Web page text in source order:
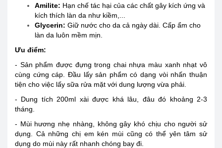
Amilite: Hạn chế tác hại của các chất gây kích ứng và
kích thích làn da như kiềm,...
Glycerin: Giữ nước cho da cả ngày dài. Cấp ẩm cho
làn da luôn mềm mịn.
Ưu điểm:
- Sản phẩm được đựng trong chai nhựa màu xanh nhạt vô
cùng cứng cáp. Đầu lấy sản phẩm có dạng vòi nhấn thuận
tiện cho việc lấy sữa rửa mặt với dung lượng vừa phải.
- Dung tích 200ml xài được khá lâu, đâu đó khoảng 2-3
tháng.
- Mùi hương nhẹ nhàng, không gây khó chịu cho người sử
dụng. Cả những chị em kén mùi cũng có thể yên tâm sử
dụng do mùi này rất nhanh chóng bay đi.